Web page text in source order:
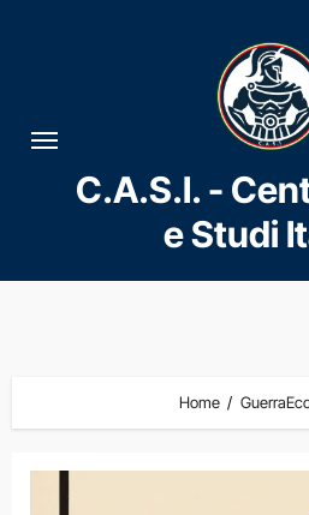
al
C.A.S.I. -
e Studi
Home